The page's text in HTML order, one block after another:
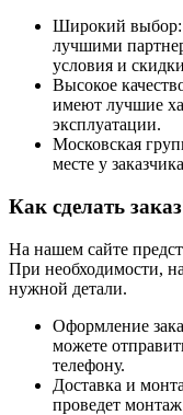
Широкий выбор:
лучшими
условия и
Высокое
имеют лучшие
эксплуатации.
Московская
месте у
Как сделать
На нашем сайте
При необходимости,
нужной детали.
Оформление
можете
телефону.
Доставка и
проведет